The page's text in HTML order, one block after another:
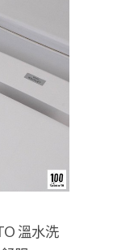
溫水洗